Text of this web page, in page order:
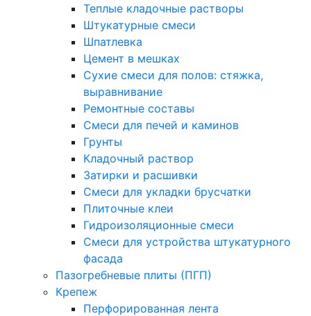
Теплые кладочные растворы
Штукатурные смеси
Шпатлевка
Цемент в мешках
Сухие смеси для полов: стяжка,
выравнивание
Ремонтные составы
Смеси для печей и каминов
Грунты
Кладочный раствор
Затирки и расшивки
Смеси для укладки брусчатки
Плиточные клеи
Гидроизоляционные смеси
Смеси для устройства штукатурного
фасада
Пазогребневые плиты (ПГП)
Крепеж
Перфорированная лента